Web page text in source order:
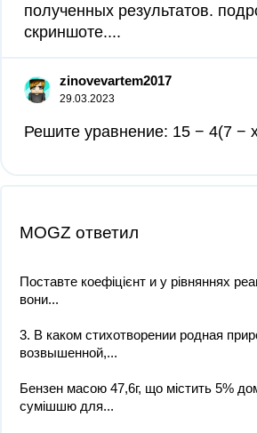
полученных результатов.
скриншоте....
zinovevartem2017
29.03.2023
Решите уравнение: 15 − 4(7 −
MOGZ ответил
Поставте коефіцієнт и у рівняннях
вони...
3. В каком стихотворении родная
возвышенной,...
Бензен масою 47,6г, що містить 5%
сумішшю для...